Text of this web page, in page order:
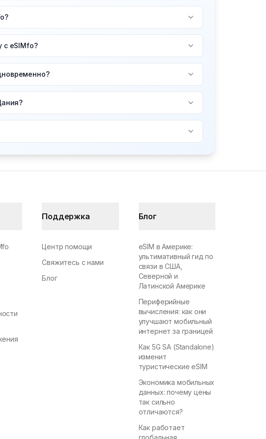
с eSIMfo?
Поддержка
Центр помощи
Свяжитесь с нами
Блог
Блог
eSIM в Америке:
ультимативный гид по
связи в США,
Северной и
Латинской Америке
Периферийные
вычисления: как они
улучшают мобильный
интернет за границей
Как 5G SA (Standalone)
изменит
туристические eSIM
Экономика мобильных
данных: почему цены
так сильно
отличаются?
Как работает
глобальная